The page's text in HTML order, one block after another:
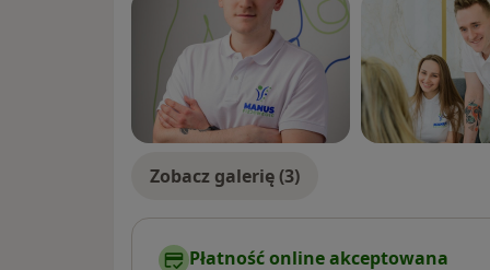
Zobacz galerię (3)
Płatność online akceptowana